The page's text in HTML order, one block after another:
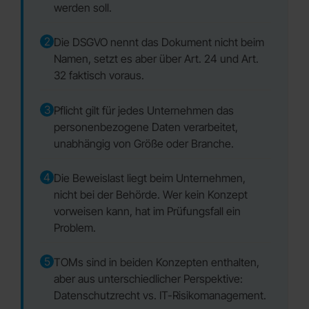
werden soll.
2 Die DSGVO nennt das Dokument nicht beim
Namen, setzt es aber über Art. 24 und Art.
32 faktisch voraus.
3 Pflicht gilt für jedes Unternehmen das
personenbezogene Daten verarbeitet,
unabhängig von Größe oder Branche.
4 Die Beweislast liegt beim Unternehmen,
nicht bei der Behörde. Wer kein Konzept
vorweisen kann, hat im Prüfungsfall ein
Problem.
5 TOMs sind in beiden Konzepten enthalten,
aber aus unterschiedlicher Perspektive:
Datenschutzrecht vs. IT-Risikomanagement.